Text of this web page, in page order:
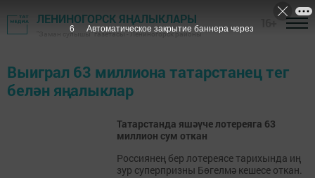
ЛЕНИНОГОРСК ЯҢАЛЫКЛАРЫ
"Заман сулышы" газетасы - Лениногорск районы
Выиграл 63 миллиона татарстанец тег
белән яңалыклар
Татарстанда яшәүче лотереяга 63
миллион сум откан
Россиянең бер лотереясе тарихында иң
зур суперпризны Бөгелмә кешесе откан.
6 Автоматическое закрытие баннера через